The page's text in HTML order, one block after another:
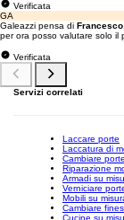
Verificata
GA
Galeazzi pensa di Francesco:
per ora posso valutare solo il
Verificata
Servizi correlati
Laccare porte
Laccatura di
Cambiare
Riparazione
Armadi su
Verniciare
Mobili su
Cambiare
Cucine su